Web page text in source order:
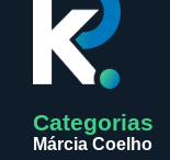
Categorias
Márcia Coelho